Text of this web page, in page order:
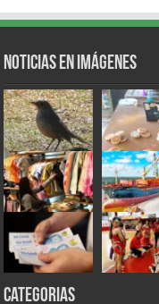
Noticias en Imágenes
Categorias